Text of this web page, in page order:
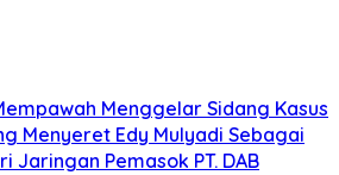
Menggelar Sidang Kasus
Menyeret Edy Mulyadi Sebagai
Jaringan Pemasok PT. DAB